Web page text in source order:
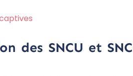
SNCU et